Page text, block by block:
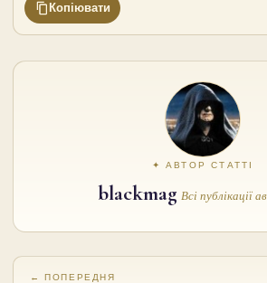
Копіювати
✦ АВТОР СТАТТІ
blackmag Всі публікації
← ПОПЕРЕДНЯ